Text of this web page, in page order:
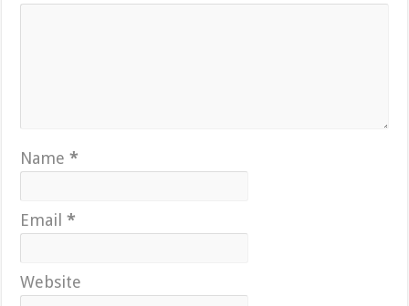
Name*
Email*
Website